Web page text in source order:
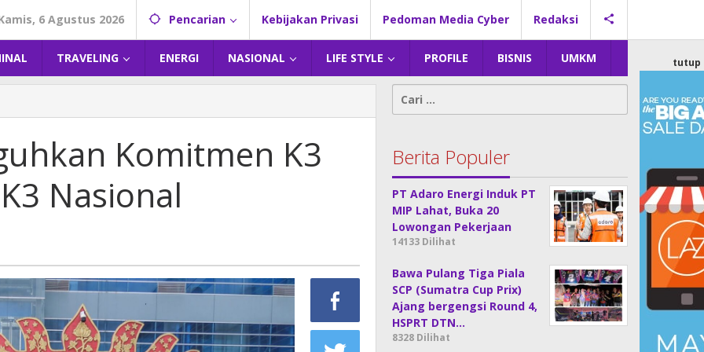
6 Agustus 2026 Pencarian Kebijakan Privasi Pedoman Media Cyber Redaksi
TRAVELING ENERGI NASIONAL LIFE STYLE PROFILE BISNIS UMKM tutup
Komitmen K3
Nasional
Cari
untuk:
Berita Populer
PT Adaro Energi Induk PT
MIP Lahat, Buka 20
Lowongan Pekerjaan
14133 Dilihat
Bawa Pulang Tiga Piala
SCP (Sumatra Cup Prix)
Ajang bergengsi Round 4,
HSPRT DTN…
8328 Dilihat